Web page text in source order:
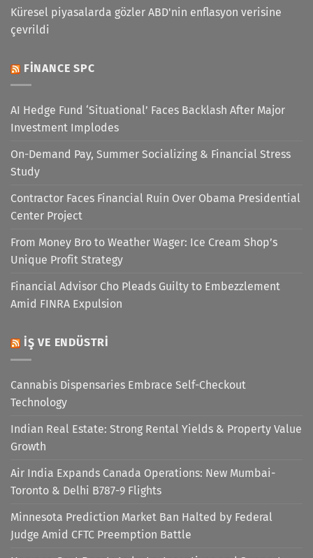
Küresel piyasalarda gözler ABD'nin enflasyon verisine
çevrildi
FINANCE SPC
AI Hedge Fund ‘Situational’ Faces Backlash After Major
Investment Implodes
On-Demand Pay, Summer Socializing & Financial Stress
Study
Contractor Faces Financial Ruin Over Obama Presidential
Center Project
From Money Bro to Weather Wager: Ice Cream Shop’s
Unique Profit Strategy
Financial Advisor Cho Pleads Guilty to Embezzlement
Amid FINRA Expulsion
İŞ VE ENDÜSTRI
Cannabis Dispensaries Embrace Self-Checkout
Technology
Indian Real Estate: Strong Rental Yields & Property Value
Growth
Air India Expands Canada Operations: New Mumbai-
Toronto & Delhi B787-9 Flights
Minnesota Prediction Market Ban Halted by Federal
Judge Amid CFTC Preemption Battle